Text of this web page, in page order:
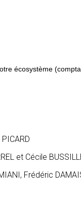
écosystème
et Cécile
Frédéric